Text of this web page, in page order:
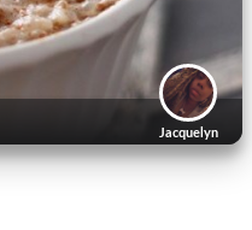
Jacquelyn